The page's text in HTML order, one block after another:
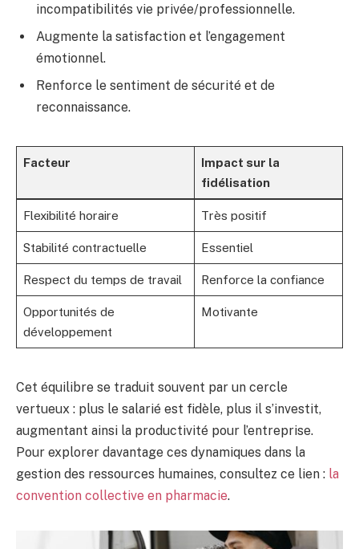
incompatibilités vie privée/professionnelle.
Augmente la satisfaction et l’engagement
émotionnel.
Renforce le sentiment de sécurité et de
reconnaissance.
Facteur
Impact sur la
fidélisation
Flexibilité horaire Très positif
Stabilité contractuelle Essentiel
Respect du temps de travail Renforce la confiance
Opportunités de
développement
Motivante
Cet équilibre se traduit souvent par un cercle
vertueux : plus le salarié est fidèle, plus il s’investit,
augmentant ainsi la productivité pour l’entreprise.
Pour explorer davantage ces dynamiques dans la
gestion des ressources humaines, consultez ce lien : la
convention collective en pharmacie.